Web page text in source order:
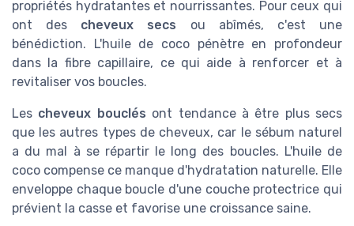
propriétés hydratantes et nourrissantes. Pour ceux qui
ont des cheveux secs ou abîmés, c'est une
bénédiction. L'huile de coco pénètre en profondeur
dans la fibre capillaire, ce qui aide à renforcer et à
revitaliser vos boucles.
Les cheveux bouclés ont tendance à être plus secs
que les autres types de cheveux, car le sébum naturel
a du mal à se répartir le long des boucles. L'huile de
coco compense ce manque d'hydratation naturelle. Elle
enveloppe chaque boucle d'une couche protectrice qui
prévient la casse et favorise une croissance saine.